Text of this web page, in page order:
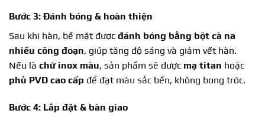
Bước 3: Đánh bóng & hoàn thiện
Sau khi hàn, bề mặt được đánh bóng bằng bột cà na
nhiều công đoạn, giúp tăng độ sáng và giảm vết hàn.
Nếu là chữ inox màu, sản phẩm sẽ được mạ titan hoặc
phủ PVD cao cấp để đạt màu sắc bền, không bong tróc.
Bước 4: Lắp đặt & bàn giao